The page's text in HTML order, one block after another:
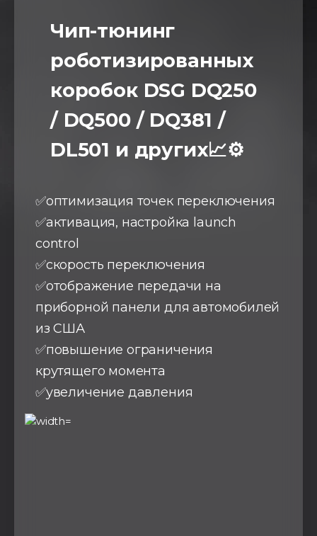
Чип-тюнинг
роботизированных
коробок DSG DQ250
/ DQ500 / DQ381 /
DL501 и других📈⚙️
✅оптимизация точек переключения
✅активация, настройка launch
control
✅скорость переключения
✅отображение передачи на
приборной панели для автомобилей
из США
✅повышение ограничения
крутящего момента
✅увеличение давления